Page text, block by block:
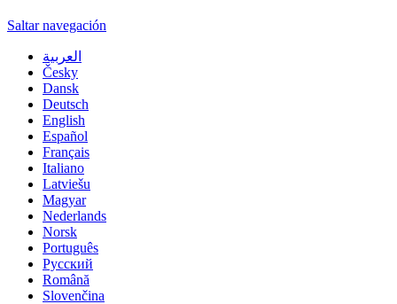
Saltar navegación
العربية
Česky
Dansk
Deutsch
English
Español
Français
Italiano
Latviešu
Magyar
Nederlands
Norsk
Português
Русский
Română
Slovenčina